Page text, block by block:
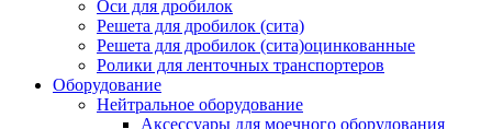
Оси для дробилок
Решета для дробилок (сита)
Решета для дробилок (сита)оцинкованные
Ролики для ленточных транспортеров
Оборудование
Нейтральное оборудование
Аксессуары для моечного оборудования